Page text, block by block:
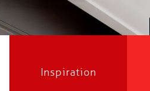
Inspiration